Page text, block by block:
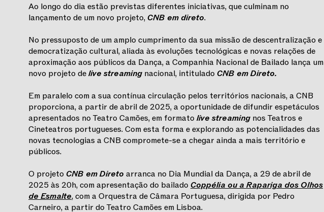
Ao longo do dia estão previstas diferentes iniciativas, que culminam no
lançamento de um novo projeto, CNB em direto.
No pressuposto de um amplo cumprimento da sua missão de descentralização e
democratização cultural, aliada às evoluções tecnológicas e novas relações de
aproximação aos públicos da Dança, a Companhia Nacional de Bailado lança um
novo projeto delive streaming nacional, intitulado CNB em Direto.
Em paralelo com a sua contínua circulação pelos territórios nacionais, a CNB
proporciona, a partir de abril de 2025, a oportunidade de difundir espetáculos
apresentados no Teatro Camões, em formato live streaming nos Teatros e
Cineteatros portugueses. Com esta forma e explorando as potencialidades das
novas tecnologias a CNB compromete-se a chegar ainda a mais território e
públicos.
O projeto CNB em Direto arranca no Dia Mundial da Dança, a 29 de abril de
2025 às 20h, com apresentação do bailado Coppélia ou a Rapariga dos Olhos
de Esmalte, com a Orquestra de Câmara Portuguesa, dirigida por Pedro
Carneiro, a partir do Teatro Camões em Lisboa.